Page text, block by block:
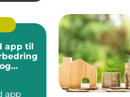
app til
app